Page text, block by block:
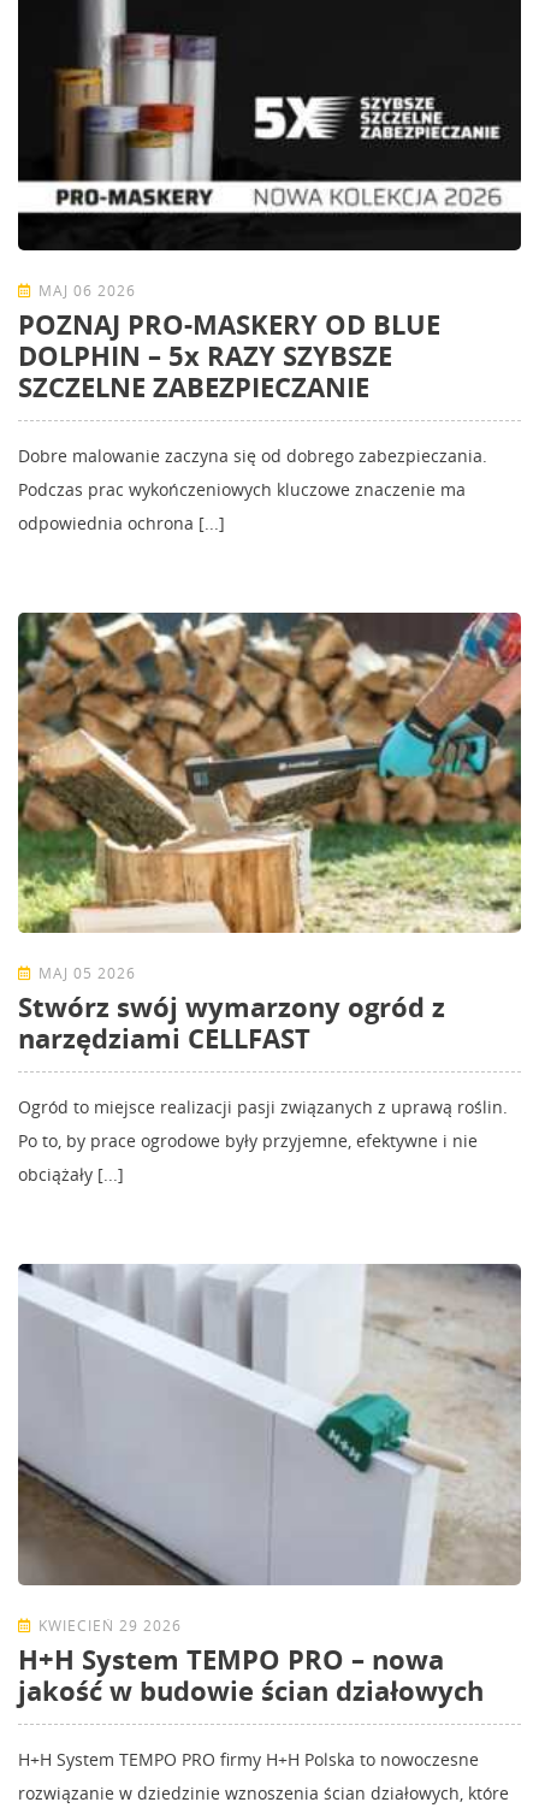
MAJ 06 2026
POZNAJ PRO-MASKERY OD BLUE
DOLPHIN – 5x RAZY SZYBSZE
SZCZELNE ZABEZPIECZANIE
Dobre malowanie zaczyna się od dobrego zabezpieczania.
Podczas prac wykończeniowych kluczowe znaczenie ma
odpowiednia ochrona [...]
MAJ 05 2026
Stwórz swój wymarzony ogród z
narzędziami CELLFAST
Ogród to miejsce realizacji pasji związanych z uprawą roślin.
Po to, by prace ogrodowe były przyjemne, efektywne i nie
obciążały [...]
KWIECIEŃ 29 2026
H+H System TEMPO PRO – nowa
jakość w budowie ścian działowych
H+H System TEMPO PRO firmy H+H Polska to nowoczesne
rozwiązanie w dziedzinie wznoszenia ścian działowych, które